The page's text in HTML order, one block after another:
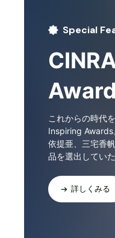
Special
これからの時代
Inspiring Awards
依提亜、三宅香
品を選出していた
詳しくみる